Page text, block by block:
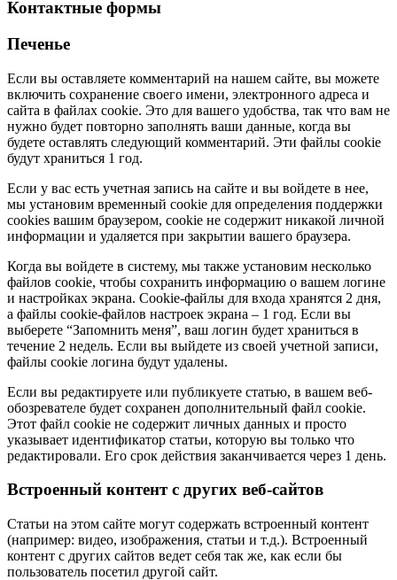
Контактные формы
Печенье
Если вы оставляете комментарий на нашем сайте, вы можете
включить сохранение своего имени, электронного адреса и
сайта в файлах cookie. Это для вашего удобства, так что вам не
нужно будет повторно заполнять ваши данные, когда вы
будете оставлять следующий комментарий. Эти файлы cookie
будут храниться 1 год.
Если у вас есть учетная запись на сайте и вы войдете в нее,
мы установим временный cookie для определения поддержки
cookies вашим браузером, cookie не содержит никакой личной
информации и удаляется при закрытии вашего браузера.
Когда вы войдете в систему, мы также установим несколько
файлов cookie, чтобы сохранить информацию о вашем логине
и настройках экрана. Cookie-файлы для входа хранятся 2 дня,
а файлы cookie-файлов настроек экрана – 1 год. Если вы
выберете “Запомнить меня”, ваш логин будет храниться в
течение 2 недель. Если вы выйдете из своей учетной записи,
файлы cookie логина будут удалены.
Если вы редактируете или публикуете статью, в вашем веб-
обозревателе будет сохранен дополнительный файл cookie.
Этот файл cookie не содержит личных данных и просто
указывает идентификатор статьи, которую вы только что
редактировали. Его срок действия заканчивается через 1 день.
Встроенный контент с других веб-сайтов
Статьи на этом сайте могут содержать встроенный контент
(например: видео, изображения, статьи и т.д.). Встроенный
контент с других сайтов ведет себя так же, как если бы
пользователь посетил другой сайт.